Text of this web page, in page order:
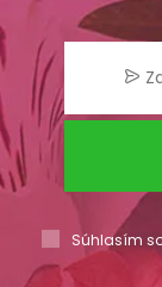
Súhlasím